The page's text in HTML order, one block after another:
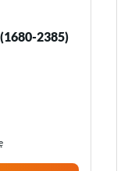
2385)